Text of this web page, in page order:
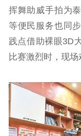
主题宣传
记者
精品生产
文化交流
紫金文化艺术节
挥舞助威手拍为
等便民服务也同
践点借助裸眼3D
比赛激烈时，现场